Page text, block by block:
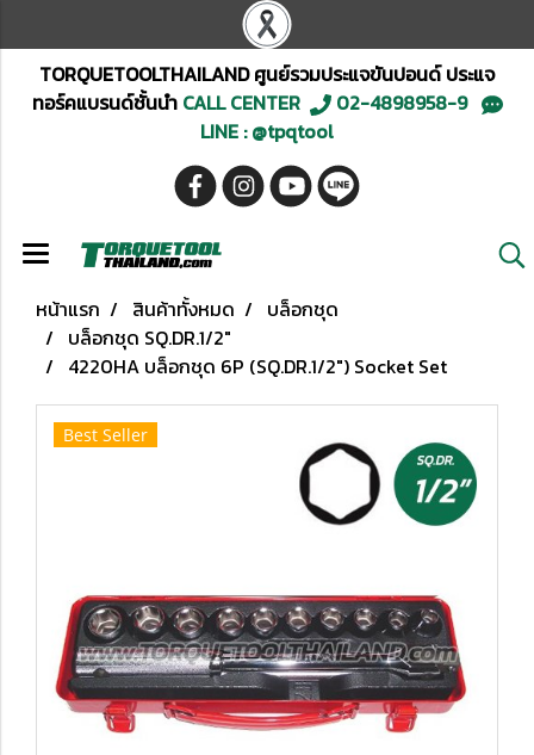
TORQUETOOLTHAILAND ศูนย์รวมประแจขันปอนด์ ประแจ
ทอร์คแบรนด์ชั้นนำCALL CENTER
02-4898958-9
LINE : @tpqtool
หน้าแรก สินค้าทั้งหมด
บล็อกชุด
บล็อกชุด SQ.DR.1/2"
4220HA บล็อกชุด 6P (SQ.DR.1/2") Socket Set
Best Seller